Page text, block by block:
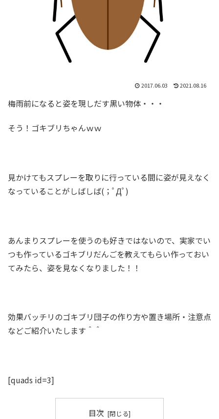
2017.06.03 2021.08.16
梅雨前になると姿を現しだす黒い物体・・・
そう！ゴキブリちゃんｗｗ
見かけてもスプレーを取りに行っている間に姿が見えなく
なっていることがしばしば(；ﾟДﾟ)
あんまりスプレーを使うのも好きではないので、実家でい
つも作っているゴキブリだんごを教えてもらい作っておい
てみたら、姿を見なくなりました！！
効果バッチリのゴキブリ団子の作り方や置き場所・注意点
などご紹介いたします＾＾
[quads id=3]
目次